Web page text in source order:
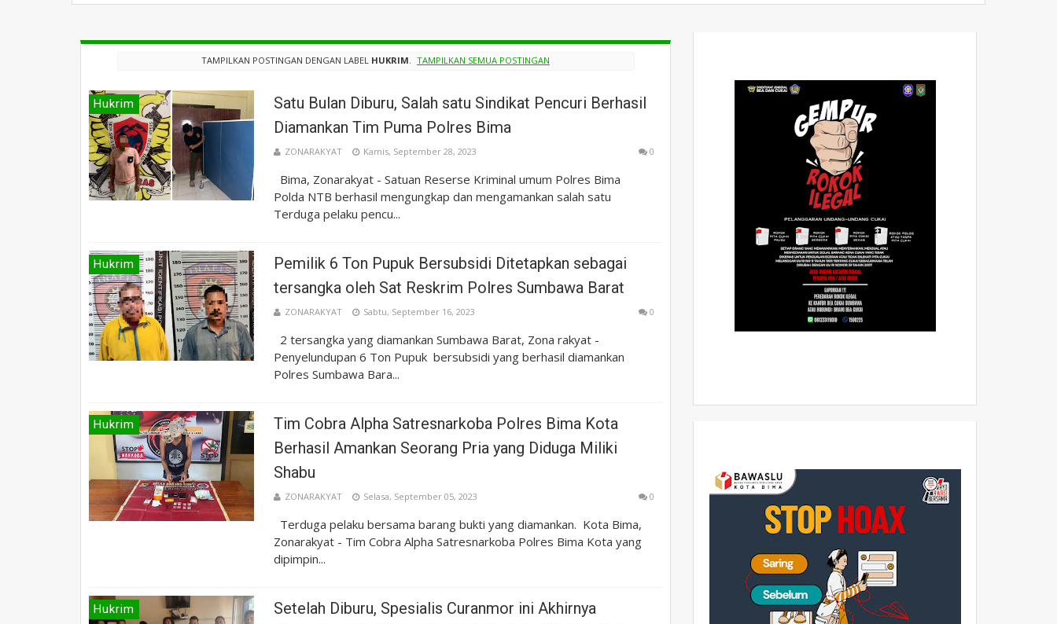
TAMPILKAN POSTINGAN DENGAN LABEL HUKRIM. TAMPILKAN SEMUA POSTINGAN
Hukrim
Satu Bulan Diburu, Salah satu Sindikat Pencuri Berhasil
Diamankan Tim Puma Polres Bima
ZONARAKYAT Kamis, September 28, 2023 0
Bima, Zonarakyat - Satuan Reserse Kriminal umum Polres Bima
Polda NTB berhasil mengungkap dan mengamankan salah satu
Terduga pelaku pencu...
Hukrim
Pemilik 6 Ton Pupuk Bersubsidi Ditetapkan sebagai
tersangka oleh Sat Reskrim Polres Sumbawa Barat
ZONARAKYAT Sabtu, September 16, 2023 0
2 tersangka yang diamankan Sumbawa Barat, Zona rakyat -
Penyelundupan 6 Ton Pupuk bersubsidi yang berhasil diamankan
Polres Sumbawa Bara...
Hukrim
Tim Cobra Alpha Satresnarkoba Polres Bima Kota
Berhasil Amankan Seorang Pria yang Diduga Miliki
Shabu
ZONARAKYAT Selasa, September 05, 2023 0
Terduga pelaku bersama barang bukti yang diamankan. Kota Bima,
Zonarakyat - Tim Cobra Alpha Satresnarkoba Polres Bima Kota yang
dipimpin...
Hukrim
Setelah Diburu, Spesialis Curanmor ini Akhirnya